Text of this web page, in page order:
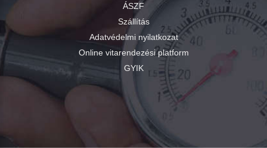
ÁSZF
Szállítás
Adatvédelmi nyilatkozat
Online vitarendezési platform
GYIK